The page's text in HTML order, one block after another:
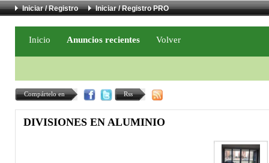
Iniciar / Registro Iniciar / Registro PRO
Inicio Anuncios recientes Volver
Compártelo en Rss
DIVISIONES EN ALUMINIO